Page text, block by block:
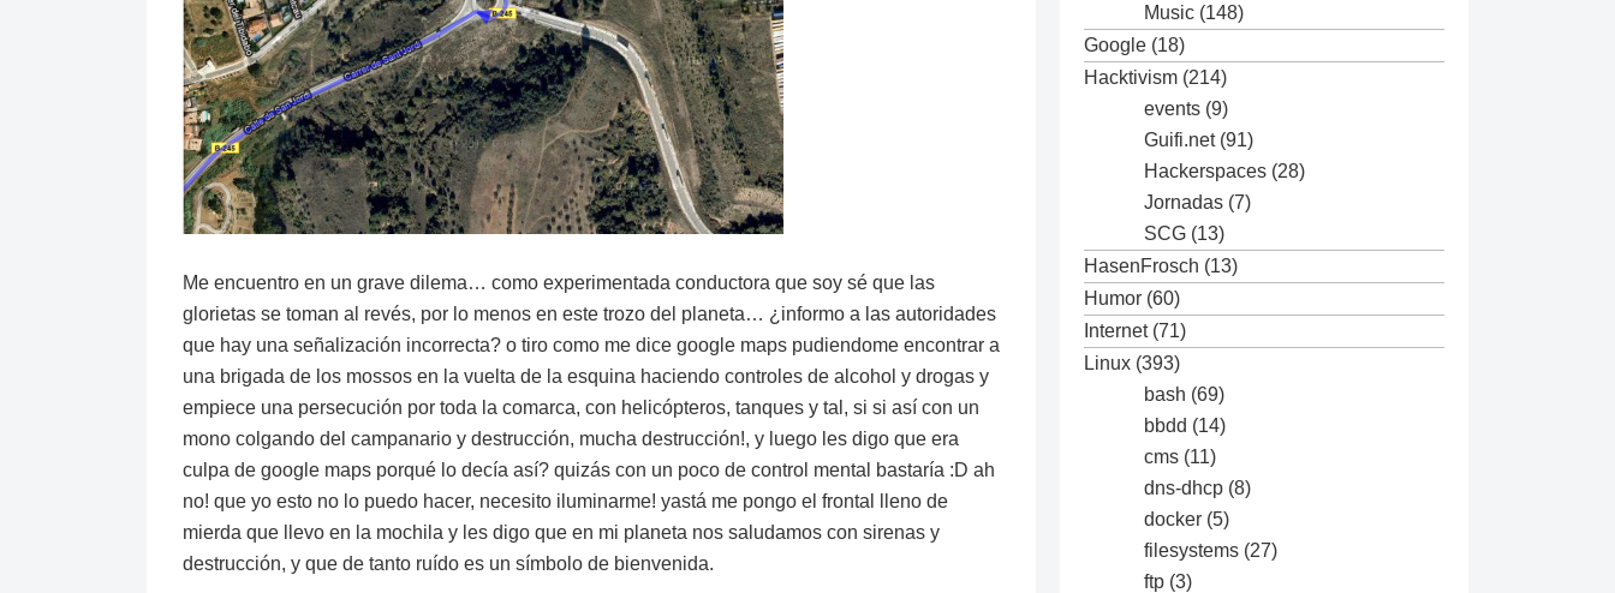
Me encuentro en un grave dilema… como experimentada conductora que soy sé que las
glorietas se toman al revés, por lo menos en este trozo del planeta… ¿informo a las autoridades
que hay una señalización incorrecta? o tiro como me dice google maps pudiendome encontrar a
una brigada de los mossos en la vuelta de la esquina haciendo controles de alcohol y drogas y
empiece una persecución por toda la comarca, con helicópteros, tanques y tal, si si así con un
mono colgando del campanario y destrucción, mucha destrucción!, y luego les digo que era
culpa de google maps porqué lo decía así? quizás con un poco de control mental bastaría :D ah
no! que yo esto no lo puedo hacer, necesito iluminarme! yastá me pongo el frontal lleno de
mierda que llevo en la mochila y les digo que en mi planeta nos saludamos con sirenas y
destrucción, y que de tanto ruído es un símbolo de bienvenida.
Music (148)
Google (18)
Hacktivism (214)
events (9)
Guifi.net(91)
Hackerspaces (28)
Jornadas (7)
SCG (13)
HasenFrosch (13)
Humor (60)
Internet(71)
Linux (393)
bash (69)
bbdd (14)
cms (11)
dns-dhcp (8)
docker (5)
filesystems (27)
ftp (3)